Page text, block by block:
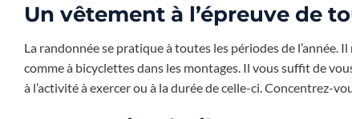
Un vêtement à l’épreuve de
La randonnée se pratique à toutes les périodes de l’année.
comme à bicyclettes dans les montages. Il vous suffit de
à l’activité à exercer ou à la durée de celle-ci. Concentrez-